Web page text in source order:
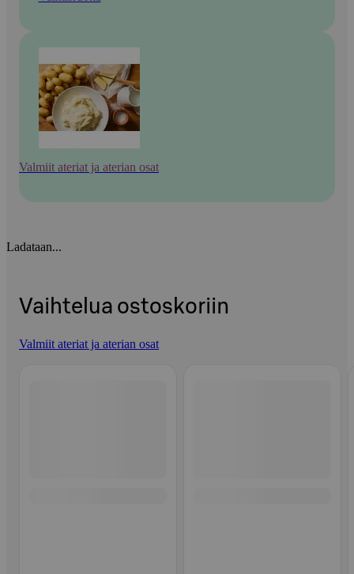
Valmiit ateriat ja aterian osat
Ladataan...
Vaihtelua ostoskoriin
Valmiit ateriat ja aterian osat